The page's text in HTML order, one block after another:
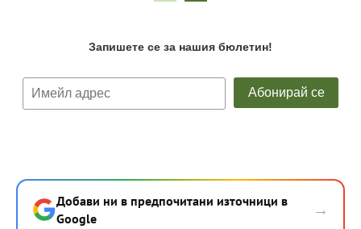
Добави ни в предпочитани източници в
Google
→